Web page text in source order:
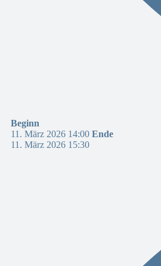
Beginn
11. März 2026 14:00 Ende
11. März 2026 15:30